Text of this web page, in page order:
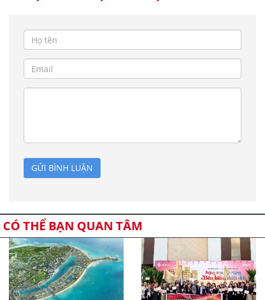
GỬI BÌNH LUẬN
CÓ THỂ BẠN QUAN TÂM